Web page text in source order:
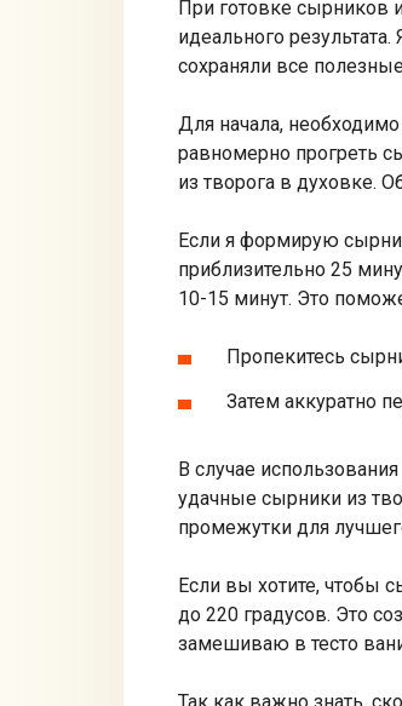
При готовке сырников
идеального
сохраняли все
Для начала,
равномерно прогреть
из творога в духовке.
Если я формирую
приблизительно 25
10-15 минут. Это
Пропекитесь
Затем аккуратно
В случае
удачные сырники из
промежутки для
Если вы хотите, чтобы
до 220 градусов. Это
замешиваю в тесто